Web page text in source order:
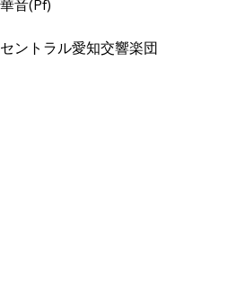
音(Pf)
ントラル愛知交響楽団